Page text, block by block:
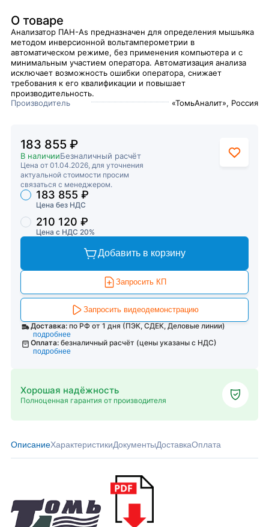
О товаре
Анализатор ПАН-As предназначен для определения мышьяка
методом инверсионной вольтамперометрии в
автоматическом режиме, без применения компьютера и с
минимальным участием оператора. Автоматизация анализа
исключает возможность ошибки оператора, снижает
требования к его квалификации и повышает
производительность.
Производитель
«ТомьАналит», Россия
183 855 ₽
В наличииБезналичный расчёт
Цена от 01.04.2026, для уточнения
актуальной стоимости просим
связаться с менеджером.
Торговые предложения
Цена без НДС
183 855 ₽
Цена с НДС 20%
210 120 ₽
Добавить в корзину
Запросить КП
Запросить видеодемонстрацию
Доставка: по РФ от 1 дня (ПЭК, СДЕК, Деловые линии)
подробнее
Оплата: безналичный расчёт (цены указаны с НДС)
подробнее
Хорошая надёжность
Полноценная гарантия от производителя
ОписаниеХарактеристикиДокументыДоставкаОплата